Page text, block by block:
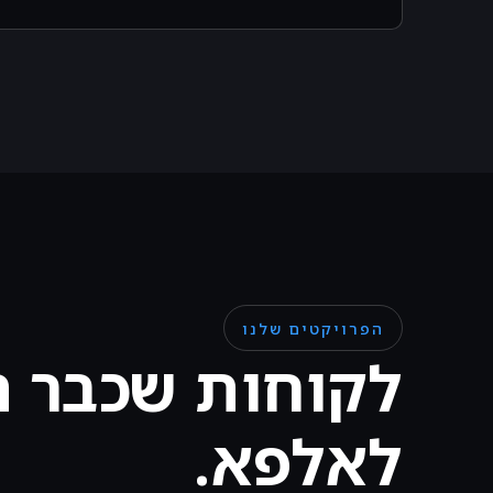
הפרויקטים שלנו
לקוחות שכבר
לאלפא.